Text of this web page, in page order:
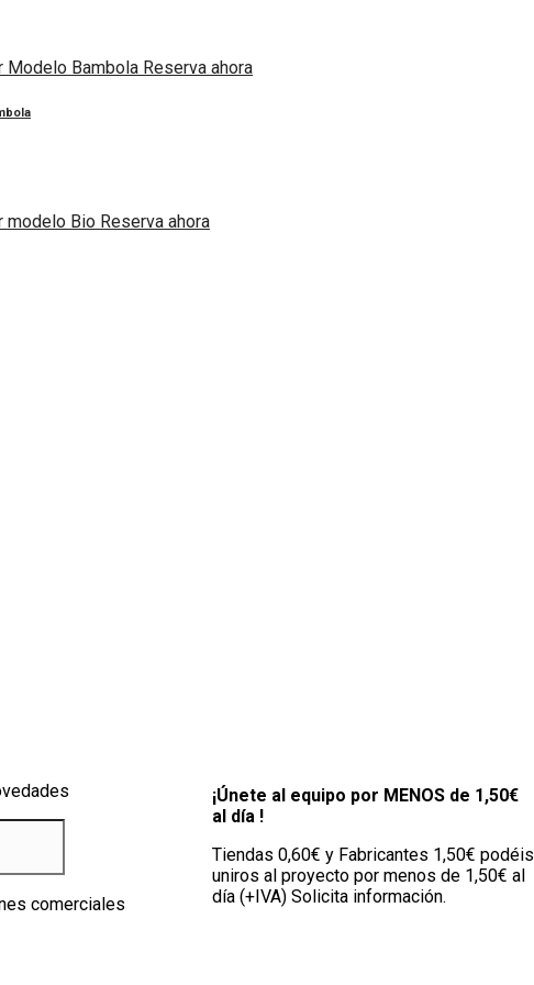
Reserva ahora
Reserva ahora
comerciales
¡Únete al equipo por MENOS de 1,50€
al día !
Tiendas 0,60€ y Fabricantes 1,50€ podéis
uniros al proyecto por menos de 1,50€ al
día (+IVA) Solicita información.